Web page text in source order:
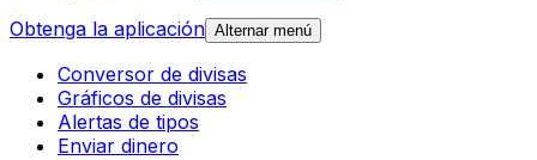
Obtenga la aplicación Alternar menú
Conversor de divisas
Gráficos de divisas
Alertas de tipos
Enviar dinero